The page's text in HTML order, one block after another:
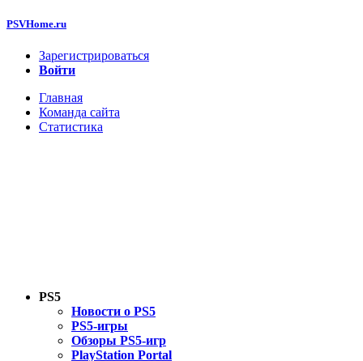
PSVHome.ru
Зарегистрироваться
Войти
Главная
Команда сайта
Статистика
PS5
Новости о PS5
PS5-игры
Обзоры PS5-игр
PlayStation Portal